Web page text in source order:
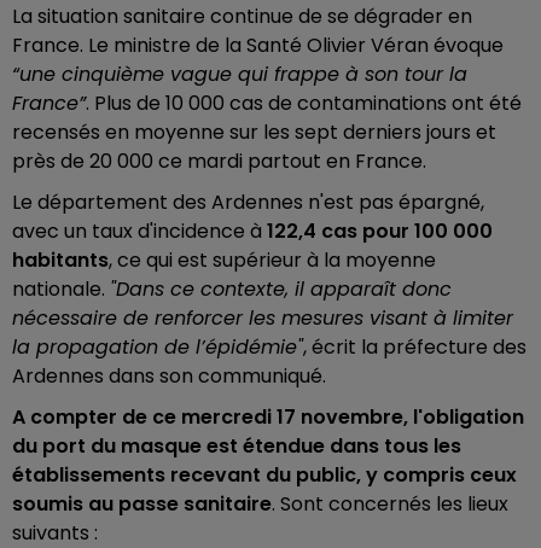
La situation sanitaire continue de se dégrader en
France. Le ministre de la Santé Olivier Véran évoque
“une cinquième vague qui frappe à son tour la
France”. Plus de 10 000 cas de contaminations ont été
recensés en moyenne sur les sept derniers jours et
près de 20 000 ce mardi partout en France.
Le département des Ardennes n'est pas épargné,
avec un taux d'incidence à 122,4 cas pour 100 000
habitants, ce qui est supérieur à la moyenne
nationale. "Dans ce contexte, il apparaît donc
nécessaire de renforcer les mesures visant à limiter
la propagation de l’épidémie", écrit la préfecture des
Ardennes dans son communiqué.
A compter de ce mercredi 17 novembre, l'obligation
du port du masque est étendue dans tous les
établissements recevant du public, y compris ceux
soumis au passe sanitaire. Sont concernés les lieux
suivants :